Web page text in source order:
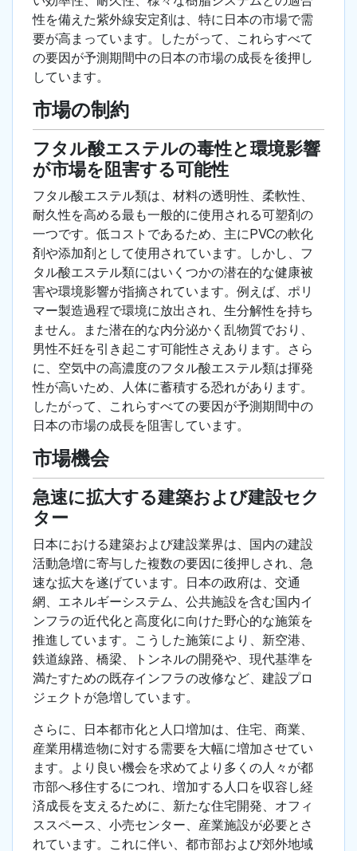
性を備えた紫外線安定剤は、特に日本の市場で需
要が高まっています。したがって、これらすべて
の要因が予測期間中の日本の市場の成長を後押し
しています。
市場の制約
フタル酸エステルの毒性と環境影響
が市場を阻害する可能性
フタル酸エステル類は、材料の透明性、柔軟性、
耐久性を高める最も一般的に使用される可塑剤の
一つです。低コストであるため、主にPVCの軟化
剤や添加剤として使用されています。しかし、フ
タル酸エステル類にはいくつかの潜在的な健康被
害や環境影響が指摘されています。例えば、ポリ
マー製造過程で環境に放出され、生分解性を持ち
ません。また潜在的な内分泌かく乱物質でおり、
男性不妊を引き起こす可能性さえあります。さら
に、空気中の高濃度のフタル酸エステル類は揮発
性が高いため、人体に蓄積する恐れがあります。
したがって、これらすべての要因が予測期間中の
日本の市場の成長を阻害しています。
市場機会
急速に拡大する建築および建設セク
ター
日本における建築および建設業界は、国内の建設
活動急増に寄与した複数の要因に後押しされ、急
速な拡大を遂げています。日本の政府は、交通
網、エネルギーシステム、公共施設を含む国内イ
ンフラの近代化と高度化に向けた野心的な施策を
推進しています。こうした施策により、新空港、
鉄道線路、橋梁、トンネルの開発や、現代基準を
満たすための既存インフラの改修など、建設プロ
ジェクトが急増しています。
さらに、日本都市化と人口増加は、住宅、商業、
産業用構造物に対する需要を大幅に増加させてい
ます。より良い機会を求めてより多くの人々が都
市部へ移住するにつれ、増加する人口を収容し経
済成長を支えるために、新たな住宅開発、オフィ
ススペース、小売センター、産業施設が必要とさ
れています。これに伴い、都市部および郊外地域